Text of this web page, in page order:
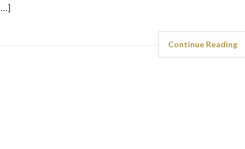
Continue Reading